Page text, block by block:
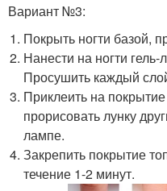
Вариант №3:
Покрыть ногти базой,
Нанести на ногти
Просушить каждый
Приклеить на
прорисовать лунку
лампе.
Закрепить покрытие
течение 1-2 минут.